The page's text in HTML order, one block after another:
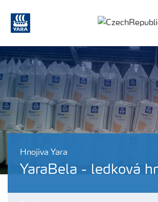
Hnojiva Yara
YaraBela - ledková